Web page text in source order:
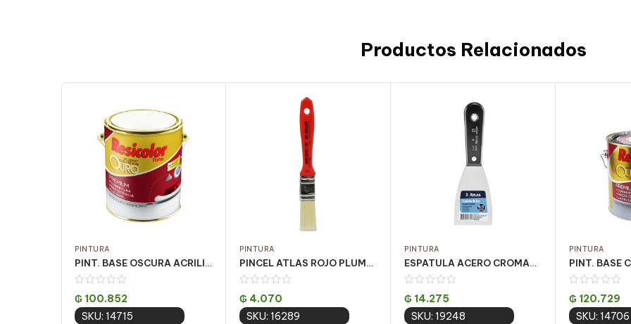
Productos Relacionados
PINTURA
PINT. BASE OSCURA ACRILICA OURO FOSCO 3.24LT
₲ 100.852
SKU: 14715
PINTURA
PINCEL ATLAS ROJO PLUMATEK BARNIZES 3/4″ ATLAS PQT C/ 12 UN (AT315/2)
₲ 4.070
SKU: 16289
PINTURA
ESPATULA ACERO CROMADO MANGO PLAST 6CM CJ C/12UN
₲ 14.275
SKU: 19248
PINTURA
₲ 120.729
SKU: 14706